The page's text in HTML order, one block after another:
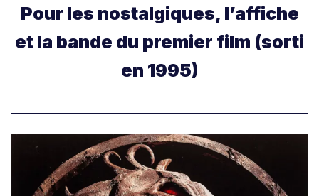
Pour les nostalgiques, l’affiche
et la bande du premier film (sorti
en 1995)